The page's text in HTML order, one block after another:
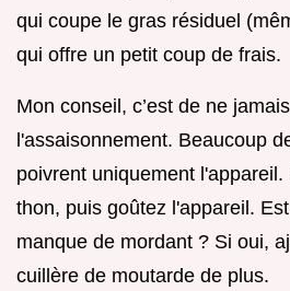
qui coupe le gras résiduel
qui offre un petit coup de frais.
Mon conseil, c’est de ne
l'assaisonnement. Beaucoup
poivrent uniquement
thon, puis goûtez l'appareil.
manque de mordant ? Si oui,
cuillère de moutarde de plus.